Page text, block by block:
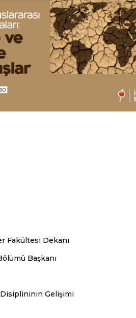
Fakültesi Dekanı
Başkanı
Disiplininin Gelişimi